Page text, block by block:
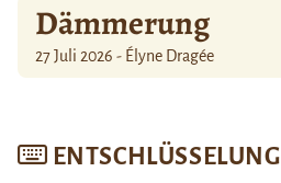
Dämmerung
27 Juli 2026 - Élyne Dragée
ENTSCHLÜSSELUNG